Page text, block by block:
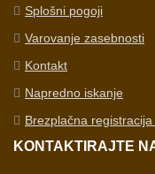
Splošni pogoji
Varovanje zasebnosti
Kontakt
Napredno iskanje
Brezplačna
KONTAKTIRAJTE